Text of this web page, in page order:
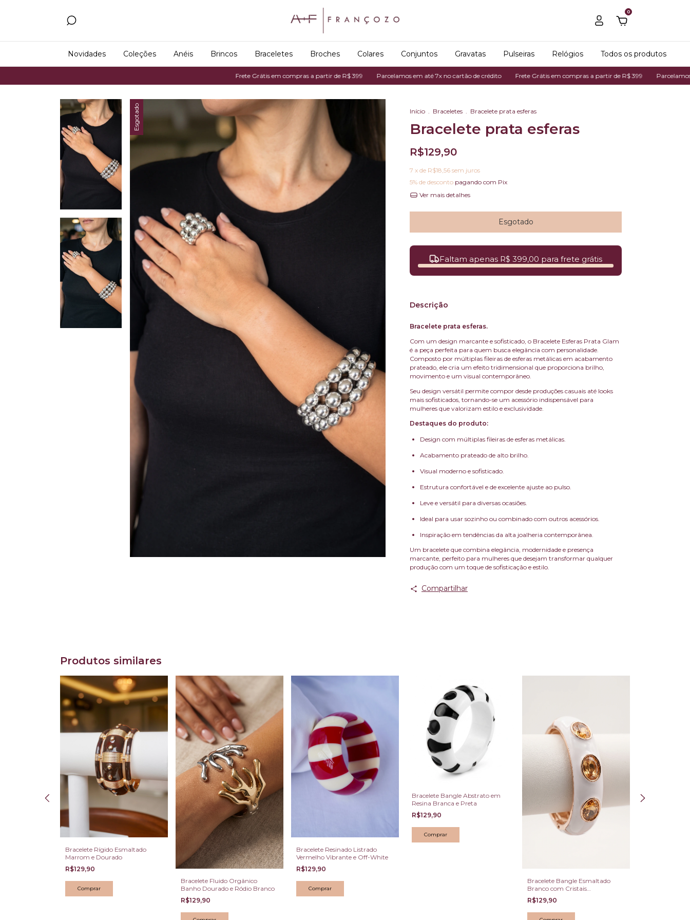
0
Novidades Coleções Anéis Brincos Braceletes Broches Colares Conjuntos Gravatas Pulseiras Relógios Todos os produtos
Frete Grátis em compras a partir de R$ 399 Parcelamos em até 7x no cartão de crédito Frete Grátis em compras a partir de R$ 399 Parcelamos em até
Esgotado Início . Braceletes . Bracelete prata esferas
Bracelete prata esferas
R$129,90
7 x de R$18,56 sem juros
5% de desconto pagando com Pix
Ver mais detalhes
Faltam apenas R$ 399,00 para frete grátis
Descrição
Bracelete prata esferas.
Com um design marcante e sofisticado, o Bracelete Esferas Prata Glam
é a peça perfeita para quem busca elegância com personalidade.
Composto por múltiplas fileiras de esferas metálicas em acabamento
prateado, ele cria um efeito tridimensional que proporciona brilho,
movimento e um visual contemporâneo.
Seu design versátil permite compor desde produções casuais até looks
mais sofisticados, tornando-se um acessório indispensável para
mulheres que valorizam estilo e exclusividade.
Destaques do produto:
Design com múltiplas fileiras de esferas metálicas.
Acabamento prateado de alto brilho.
Visual moderno e sofisticado.
Estrutura confortável e de excelente ajuste ao pulso.
Leve e versátil para diversas ocasiões.
Ideal para usar sozinho ou combinado com outros acessórios.
Inspiração em tendências da alta joalheria contemporânea.
Um bracelete que combina elegância, modernidade e presença
marcante, perfeito para mulheres que desejam transformar qualquer
produção com um toque de sofisticação e estilo.
Compartilhar
Produtos similares
Bracelete Rígido Esmaltado
Marrom e Dourado
R$129,90
Bracelete Fluido Orgânico
Banho Dourado e Ródio Branco
R$129,90
Bracelete Resinado Listrado
Vermelho Vibrante e Off-White
R$129,90
Bracelete Bangle Abstrato em
Resina Branca e Preta
R$129,90
Bracelete Bangle Esmaltado
Branco com Cristais
Champagne Oval Dourado
R$129,90